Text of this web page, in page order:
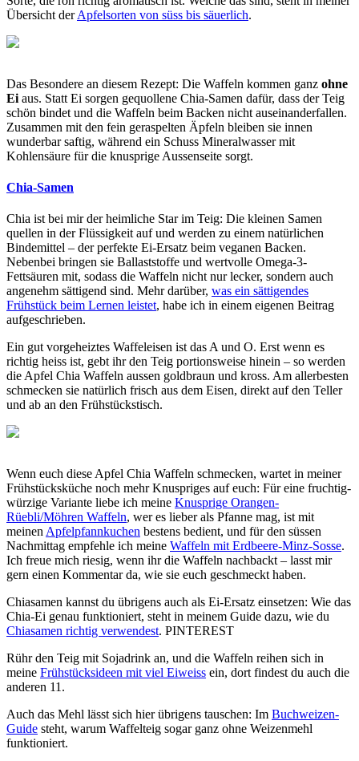
Übersicht derApfelsorten von süss bis säuerlich.
Das Besondere an diesem Rezept: Die Waffeln kommen ganz ohne
Ei aus. Statt Ei sorgen gequollene Chia-Samen dafür, dass der Teig
schön bindet und die Waffeln beim Backen nicht auseinanderfallen.
Zusammen mit den fein geraspelten Äpfeln bleiben sie innen
wunderbar saftig, während ein Schuss Mineralwasser mit
Kohlensäure für die knusprige Aussenseite sorgt.
Chia-Samen
Chia ist bei mir der heimliche Star im Teig: Die kleinen Samen
quellen in der Flüssigkeit auf und werden zu einem natürlichen
Bindemittel – der perfekte Ei-Ersatz beim veganen Backen.
Nebenbei bringen sie Ballaststoffe und wertvolle Omega-3-
Fettsäuren mit, sodass die Waffeln nicht nur lecker, sondern auch
angenehm sättigend sind. Mehr darüber, was ein sättigendes
Frühstück beim Lernen leistet, habe ich in einem eigenen Beitrag
aufgeschrieben.
Ein gut vorgeheiztes Waffeleisen ist das A und O. Erst wenn es
richtig heiss ist, gebt ihr den Teig portionsweise hinein – so werden
die Apfel Chia Waffeln aussen goldbraun und kross. Am allerbesten
schmecken sie natürlich frisch aus dem Eisen, direkt auf den Teller
und ab an den Frühstückstisch.
Wenn euch diese Apfel Chia Waffeln schmecken, wartet in meiner
Frühstücksküche noch mehr Knuspriges auf euch: Für eine fruchtig-
würzige Variante liebe ich meine Knusprige Orangen-
Rüebli/Möhren Waffeln, wer es lieber als Pfanne mag, ist mit
meinen Apfelpfannkuchen bestens bedient, und für den süssen
Nachmittag empfehle ich meine Waffeln mit Erdbeere-Minz-Sosse.
Ich freue mich riesig, wenn ihr die Waffeln nachbackt – lasst mir
gern einen Kommentar da, wie sie euch geschmeckt haben.
Chiasamen kannst du übrigens auch als Ei-Ersatz einsetzen: Wie das
Chia-Ei genau funktioniert, steht in meinem Guide dazu, wie du
Chiasamen richtig verwendest. PINTEREST
Rühr den Teig mit Sojadrink an, und die Waffeln reihen sich in
meine Frühstücksideen mit viel Eiweiss ein, dort findest du auch die
anderen 11.
Auch das Mehl lässt sich hier übrigens tauschen: Im Buchweizen-
Guide steht, warum Waffelteig sogar ganz ohne Weizenmehl
funktioniert.